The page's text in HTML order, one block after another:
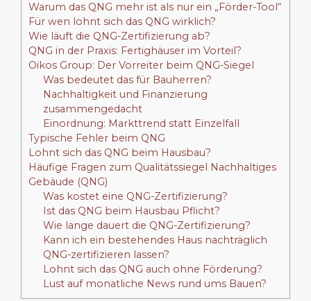
Warum das QNG mehr ist als nur ein „Förder-Tool“
Für wen lohnt sich das QNG wirklich?
Wie läuft die QNG-Zertifizierung ab?
QNG in der Praxis: Fertighäuser im Vorteil?
Oikos Group: Der Vorreiter beim QNG-Siegel
Was bedeutet das für Bauherren?
Nachhaltigkeit und Finanzierung
zusammengedacht
Einordnung: Markttrend statt Einzelfall
Typische Fehler beim QNG
Lohnt sich das QNG beim Hausbau?
Häufige Fragen zum Qualitätssiegel Nachhaltiges
Gebäude (QNG)
Was kostet eine QNG-Zertifizierung?
Ist das QNG beim Hausbau Pflicht?
Wie lange dauert die QNG-Zertifizierung?
Kann ich ein bestehendes Haus nachträglich
QNG-zertifizieren lassen?
Lohnt sich das QNG auch ohne Förderung?
Lust auf monatliche News rund ums Bauen?